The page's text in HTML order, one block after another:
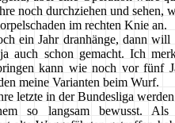
noch durchziehen und sehen,
im rechten Knie an.
ein Jahr dranhänge, dann
auch schon gemacht. Ich
kann wie noch vor fünf
meine Varianten beim Wurf.
letzte in der Bundesliga
so langsam bewusst.